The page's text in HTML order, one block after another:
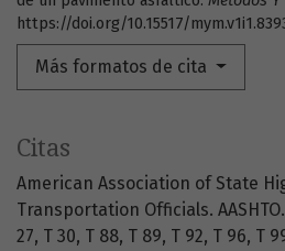
https://doi.org/10.15517/
Más formatos de cita
Citas
American Association of State
Transportation Officials.
27, T 30, T 88, T 89, T 92, T 96, T